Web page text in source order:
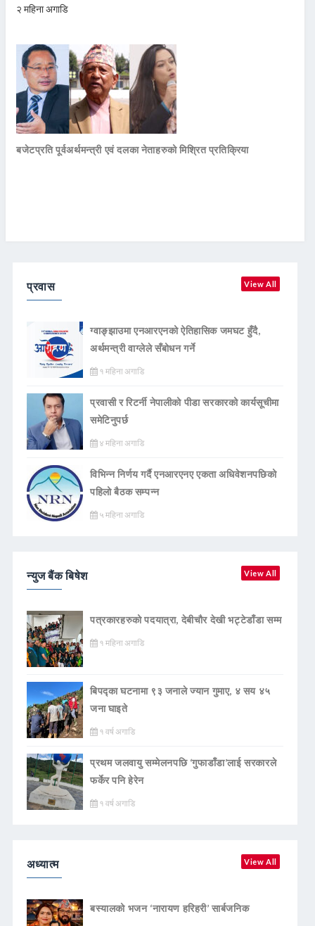
२ महिना अगाडि
बजेटप्रति पूर्वअर्थमन्त्री एवं दलका नेताहरुको मिश्रित प्रतिक्रिया
प्रवास View All
ग्वाङ्झाउमा एनआरएनको ऐतिहासिक जमघट हुँदै,
अर्थमन्त्री वाग्लेले सँबोधन गर्ने
१ महिना अगाडि
प्रवासी र रिटर्नी नेपालीको पीडा सरकारको कार्यसूचीमा
समेटिनुपर्छ
४ महिना अगाडि
विभिन्न निर्णय गर्दै एनआरएनए एकता अधिवेशनपछिको
पहिलो बैठक सम्पन्न
५ महिना अगाडि
न्युज बैंक बिषेश View All
पत्रकारहरुको पदयात्रा, देबीचौर देखी भट्टेडाँडा सम्म
१ महिना अगाडि
बिपद्का घटनामा ९३ जनाले ज्यान गुमाए, ४ सय ४५
जना घाइते
१ वर्ष अगाडि
प्रथम जलवायु सम्मेलनपछि ‘गुफाडाँडा’लाई सरकारले
फर्केर पनि हेरेन
१ वर्ष अगाडि
अध्यात्म View All
बस्यालको भजन ‘नारायण हरिहरी’ सार्बजनिक